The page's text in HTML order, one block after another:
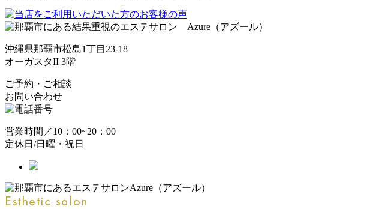
沖縄県那覇市松島1丁目23-18
オーガスタII 3階
ご予約・ご相談
お問い合わせ
営業時間／10：00~20：00
定休日/日曜・祝日